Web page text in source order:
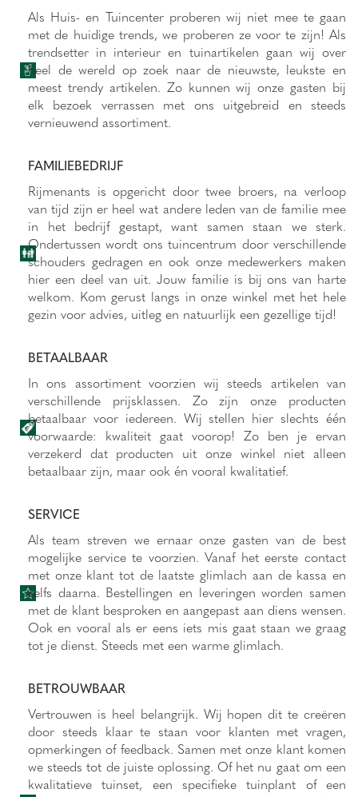
Als Huis- en Tuincenter proberen wij niet mee te gaan
met de huidige trends, we proberen ze voor te zijn! Als
trendsetter in interieur en tuinartikelen gaan wij over
heel de wereld op zoek naar de nieuwste, leukste en
meest trendy artikelen. Zo kunnen wij onze gasten bij
elk bezoek verrassen met ons uitgebreid en steeds
vernieuwend assortiment.
FAMILIEBEDRIJF
Rijmenants is opgericht door twee broers, na verloop
van tijd zijn er heel wat andere leden van de familie mee
in het bedrijf gestapt, want samen staan we sterk.
Ondertussen wordt ons tuincentrum door verschillende
schouders gedragen en ook onze medewerkers maken
hier een deel van uit. Jouw familie is bij ons van harte
welkom. Kom gerust langs in onze winkel met het hele
gezin voor advies, uitleg en natuurlijk een gezellige tijd!
BETAALBAAR
In ons assortiment voorzien wij steeds artikelen van
verschillende prijsklassen. Zo zijn onze producten
betaalbaar voor iedereen. Wij stellen hier slechts één
voorwaarde: kwaliteit gaat voorop! Zo ben je ervan
verzekerd dat producten uit onze winkel niet alleen
betaalbaar zijn, maar ook én vooral kwalitatief.
SERVICE
Als team streven we ernaar onze gasten van de best
mogelijke service te voorzien. Vanaf het eerste contact
met onze klant tot de laatste glimlach aan de kassa en
zelfs daarna. Bestellingen en leveringen worden samen
met de klant besproken en aangepast aan diens wensen.
Ook en vooral als er eens iets mis gaat staan we graag
tot je dienst. Steeds met een warme glimlach.
BETROUWBAAR
Vertrouwen is heel belangrijk. Wij hopen dit te creëren
door steeds klaar te staan voor klanten met vragen,
opmerkingen of feedback. Samen met onze klant komen
we steeds tot de juiste oplossing. Of het nu gaat om een
kwalitatieve tuinset, een specifieke tuinplant of een